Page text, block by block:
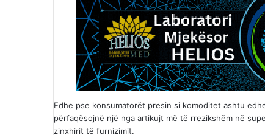
Edhe pse konsumatorët presin si komoditet ashtu
përfaqësojnë një nga artikujt më të rrezikshëm në
zinxhirit të furnizimit.